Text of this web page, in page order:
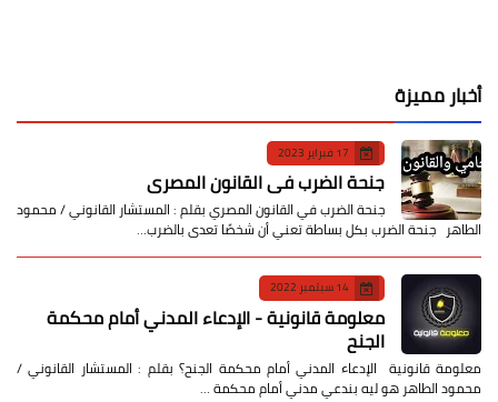
أخبار مميزة
17 فبراير 2023
جنحة الضرب في القانون المصري
جنحة الضرب في القانون المصري بقلم : المستشار القانوني / محمود
الطاهر جنحة الضرب بكل بساطة تعني أن شخصًا تعدى بالضرب…
14 سبتمبر 2022
معلومة قانونية - الإدعاء المدني أمام محكمة
الجنح
معلومة قانونية الإدعاء المدني أمام محكمة الجنح؟ بقلم : المستشار القانوني /
محمود الطاهر هو ليه بندعي مدني أمام محكمة …